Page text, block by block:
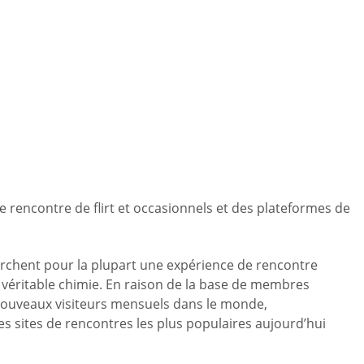
rencontre de flirt et occasionnels et des plateformes de
pour la plupart une expérience de rencontre
chimie. En raison de la base de membres
visiteurs mensuels dans le monde,
sites de rencontres les plus populaires aujourd’hui